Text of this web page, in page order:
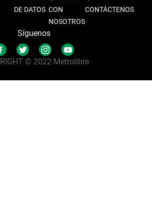
DE DATOS CON
NOSOTROS
CONTÁCTENOS
Síguenos
© 2022 Metrolibre